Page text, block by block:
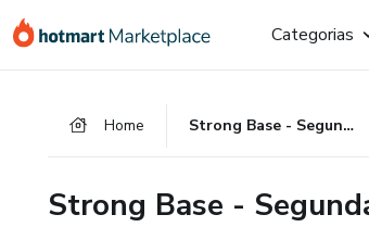
para
para
para
Categorias
Home Strong Base - Segunda Força - O
Strong Base -